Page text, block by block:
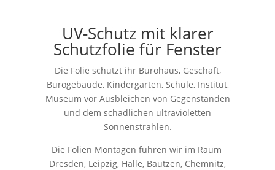
UV-Schutz mit klarer
Schutzfolie für Fenster
Die Folie schützt ihr Bürohaus, Geschäft,
Bürogebäude, Kindergarten, Schule, Institut,
Museum vor Ausbleichen von Gegenständen
und dem schädlichen ultravioletten
Sonnenstrahlen.
Die Folien Montagen führen wir im Raum
Dresden, Leipzig, Halle, Bautzen, Chemnitz,